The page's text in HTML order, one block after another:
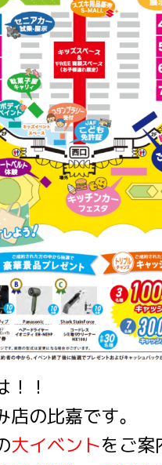
！
の比嘉です。
大イベントをご案